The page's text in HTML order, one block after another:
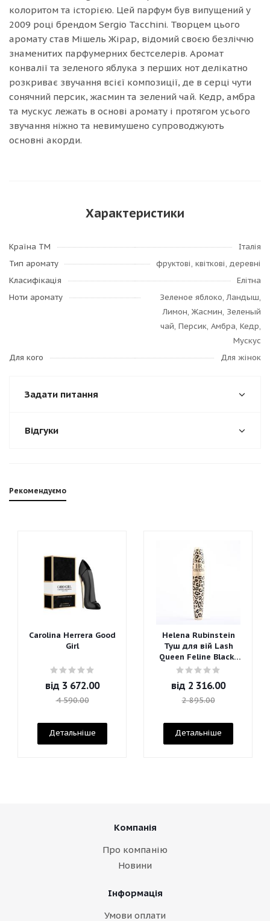
колоритом та історією. Цей парфум був випущений у
2009 році брендом Sergio Tacchini. Творцем цього
аромату став Мішель Жірар, відомий своєю безліччю
знаменитих парфумерних бестселерів. Аромат
конвалії та зеленого яблука з перших нот делікатно
розкриває звучання всієї композиції, де в серці чути
сонячний персик, жасмин та зелений чай. Кедр, амбра
та мускус лежать в основі аромату і протягом усього
звучання ніжно та невимушено супроводжують
основні акорди.
Характеристики
Країна ТМ
Італія
Тип аромату
фруктові, квіткові, деревні
Класифікація
Елітна
Ноти аромату
Зеленое яблоко, Ландыш,
Лимон, Жасмин, Зеленый
чай, Персик, Амбра, Кедр,
Мускус
Для кого
Для жінок
Задати питання
Відгуки
Рекомендуємо
Carolina Herrera Good
Girl
від 3 672.00
4 590.00
Детальніше
Helena Rubinstein
Туш для вій Lash
Queen Feline Blacks
Mascara
від 2 316.00
2 895.00
Детальніше
Компанія
Про компанію
Новини
Інформація
Умови оплати